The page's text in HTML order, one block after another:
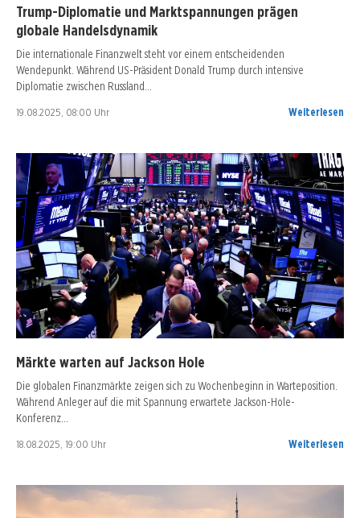
Trump-Diplomatie und Marktspannungen prägen
globale Handelsdynamik
Die internationale Finanzwelt steht vor einem entscheidenden
Wendepunkt. Während US-Präsident Donald Trump durch intensive
Diplomatie zwischen Russland…
19.08.2025, 08:00 Uhr Weiterlesen
Märkte warten auf Jackson Hole
Die globalen Finanzmärkte zeigen sich zu Wochenbeginn in Warteposition.
Während Anleger auf die mit Spannung erwartete Jackson-Hole-
Konferenz…
18.08.2025, 19:00 Uhr Weiterlesen